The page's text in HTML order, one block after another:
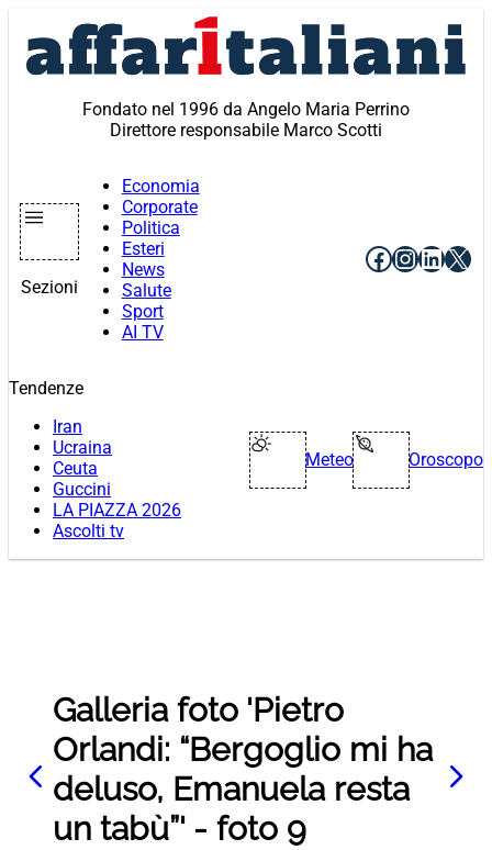
contenuto
Fondato nel 1996 da Angelo Maria Perrino
Direttore responsabile Marco Scotti
Sezioni
Economia
Corporate
Politica
Esteri
News
Salute
Sport
AI TV
Facebook
X
Tendenze
Iran
Ucraina
Ceuta
Guccini
LA PIAZZA 2026
Ascolti tv
Meteo Oroscopo
Galleria foto 'Pietro
Orlandi: “Bergoglio mi ha
deluso, Emanuela resta
un tabù”' - foto 9